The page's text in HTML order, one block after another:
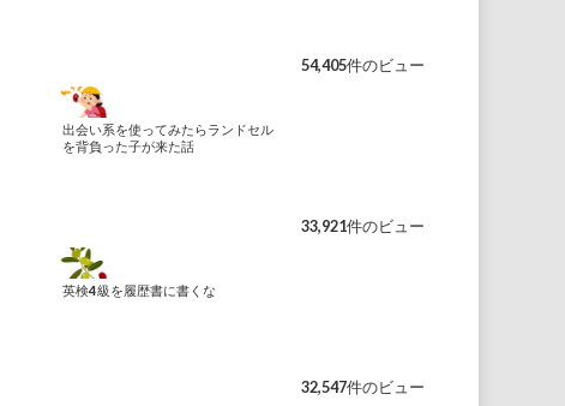
54,405件のビュー
出会い系を使ってみたらランドセル
を背負った子が来た話
33,921件のビュー
英検4級を履歴書に書くな
32,547件のビュー